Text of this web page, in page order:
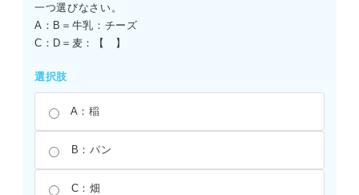
一つ選びなさい。
A：B＝牛乳：チーズ
C：D＝麦：【 】
選択肢
A：稲
B：パン
C：畑